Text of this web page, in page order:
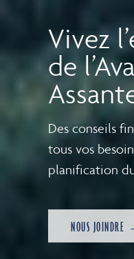
Vivez
de
Des conseils
tous vos
planification
NOUS